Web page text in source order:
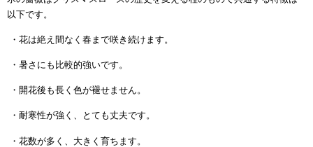
以下です。
・花は絶え間なく春まで咲き続けます。
・暑さにも比較的強いです。
・開花後も長く色が褪せません。
・耐寒性が強く、とても丈夫です。
・花数が多く、大きく育ちます。